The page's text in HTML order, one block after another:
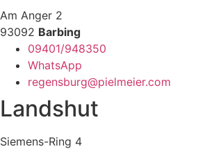
Am Anger 2
93092 Barbing
09401/948350
WhatsApp
regensburg@pielmeier.com
Landshut
Siemens-Ring 4